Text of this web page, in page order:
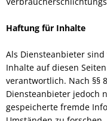
Haftung für Inhalte
Als Diensteanbieter sind
Inhalte auf diesen
verantwortlich. Nach §§
Diensteanbieter jedoch
gespeicherte fremde